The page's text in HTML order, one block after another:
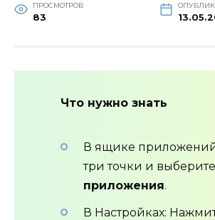
ПРОСМОТРОВ
83
Что нужно знать
В ящике
три точки и выберите
приложения.
В Настройках: